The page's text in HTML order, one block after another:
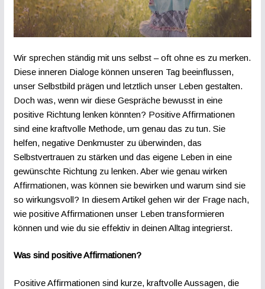
Wir sprechen ständig mit uns selbst – oft ohne es zu merken.
Diese inneren Dialoge können unseren Tag beeinflussen,
unser Selbstbild prägen und letztlich unser Leben gestalten.
Doch was, wenn wir diese Gespräche bewusst in eine
positive Richtung lenken könnten? Positive Affirmationen
sind eine kraftvolle Methode, um genau das zu tun. Sie
helfen, negative Denkmuster zu überwinden, das
Selbstvertrauen zu stärken und das eigene Leben in eine
gewünschte Richtung zu lenken. Aber wie genau wirken
Affirmationen, was können sie bewirken und warum sind sie
so wirkungsvoll? In diesem Artikel gehen wir der Frage nach,
wie positive Affirmationen unser Leben transformieren
können und wie du sie effektiv in deinen Alltag integrierst.
Was sind positive Affirmationen?
Positive Affirmationen sind kurze, kraftvolle Aussagen, die